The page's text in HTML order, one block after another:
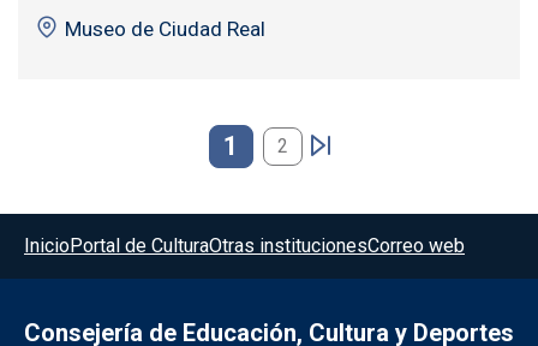
Museo de Ciudad Real
1 2
Menú del pie
InicioPortal de CulturaOtras institucionesCorreo web
Consejería de Educación, Cultura y Deportes